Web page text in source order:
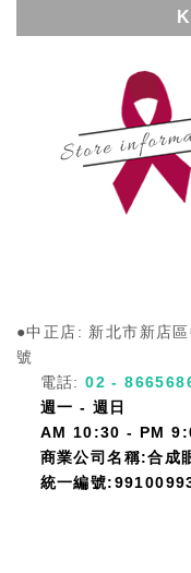
●中正店: 新北市新店
號
電話: 02 -
週一 - 週日
AM 10:30 - PM
商業公司名稱:合成
統一編號:9910099